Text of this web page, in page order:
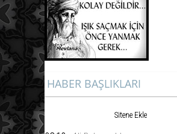
HABER BAŞLIKLARI